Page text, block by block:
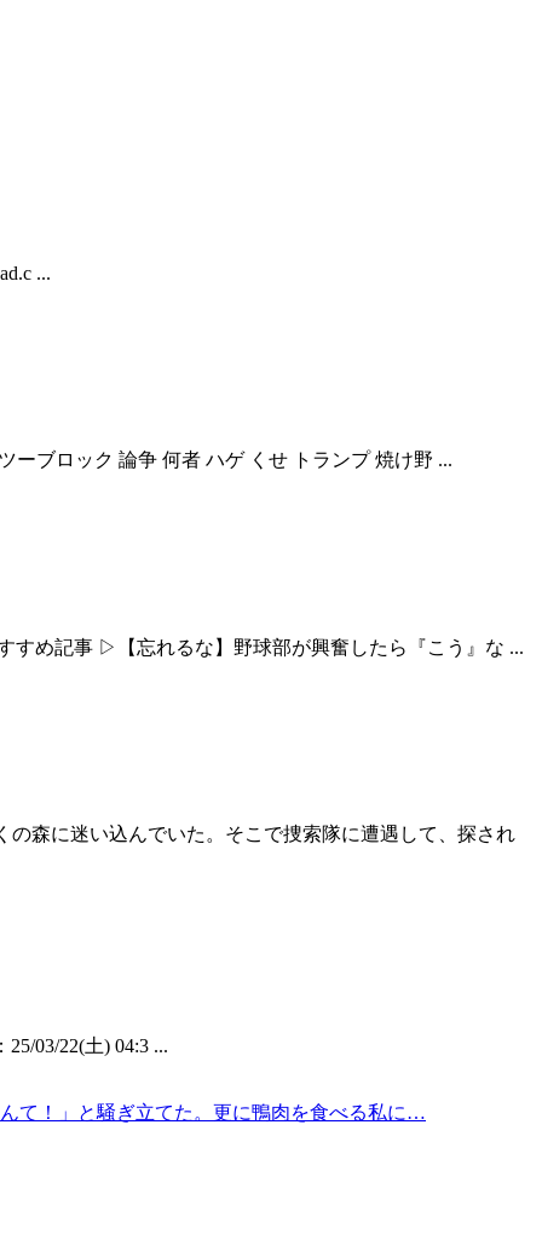
...
ーブロック 論争 何者 ハゲ くせ トランプ 焼け野 ...
事 ▷【忘れるな】野球部が興奮したら『こう』な ...
の森に迷い込んでいた。そこで捜索隊に遭遇して、探され
03/22(土) 04:3 ...
て！」と騒ぎ立てた。更に鴨肉を食べる私に…